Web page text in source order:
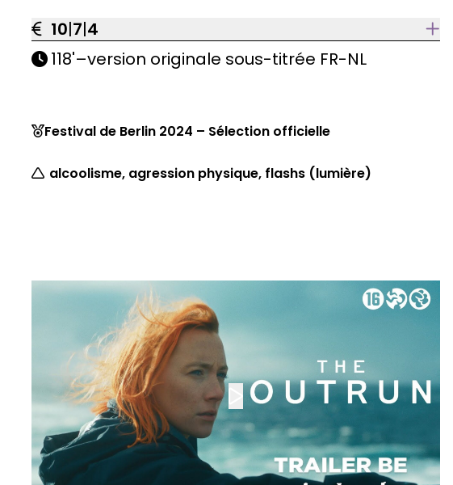
10|7|4
118'–version originale sous-titrée FR-NL
Festival de Berlin 2024 – Sélection officielle
alcoolisme, agression physique, flashs (lumière)